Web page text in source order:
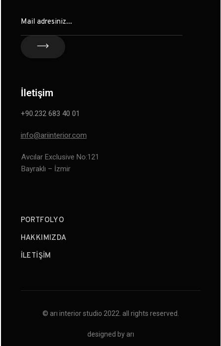
İletişim
+90.232 683 40 01
info@ariinterior.com
Avcılar Exclusive No:121
Bayraklı – İzmir
PORTFOLYO
HAKKIMIZDA
İLETIŞIM
© arı interior studio 2022. all rights reserved.
designed by arı